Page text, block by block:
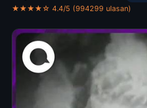
★★★★☆ 4.4/5 (994299 ulasan)